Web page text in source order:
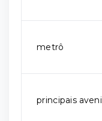
metrô
principais